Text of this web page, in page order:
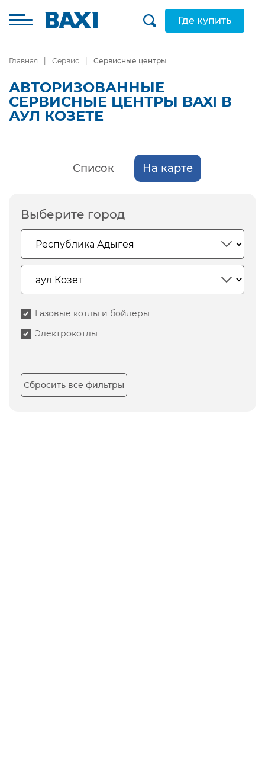
Где купить
Главная Сервис Сервисные центры
АВТОРИЗОВАННЫЕ
СЕРВИСНЫЕ ЦЕНТРЫ BAXI В
АУЛ КОЗЕТЕ
Список На карте
Выберите город
Газовые котлы и бойлеры
Электрокотлы
Сбросить все фильтры